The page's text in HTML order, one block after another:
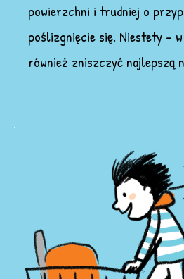
powierzchni i trudniej o
poślizgnięcie się. Niestety –
również zniszczyć najlepszą